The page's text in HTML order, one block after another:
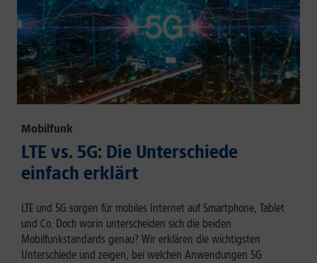
Mobilfunk
LTE vs. 5G: Die Unterschiede
einfach erklärt
LTE und 5G sorgen für mobiles Internet auf Smartphone, Tablet
und Co. Doch worin unterscheiden sich die beiden
Mobilfunkstandards genau? Wir erklären die wichtigsten
Unterschiede und zeigen, bei welchen Anwendungen 5G